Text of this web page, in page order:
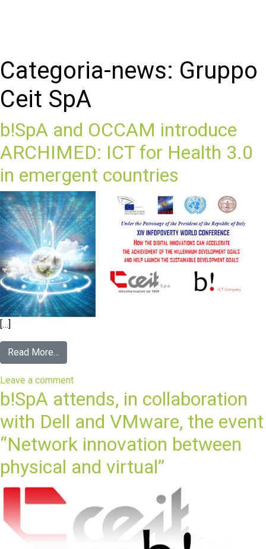
Categoria-news: Gruppo
Ceit SpA
b!SpA and OCCAM introduce
ARCHIMED: ICT for Health 3.0
in emergent countries
[…]
Read More…
Leave a comment
b!SpA attends, in collaboration
with Dell and VMware, the event
“Network innovation between
physical and virtual”